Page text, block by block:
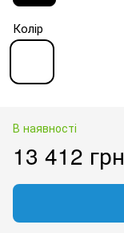
Колір
В наявності
13 412 грн